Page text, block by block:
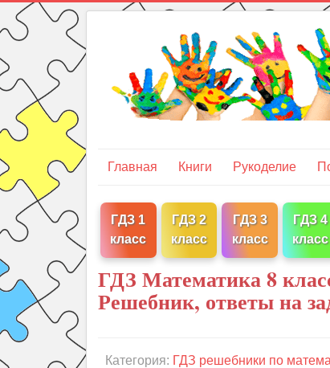
Главная Книги Рукоделие
ГДЗ 1
класс
ГДЗ 2
класс
ГДЗ 3
класс
ГДЗ 4
класс
ГДЗ Математика 8
Решебник, ответы на
Категория: ГДЗ решебники по